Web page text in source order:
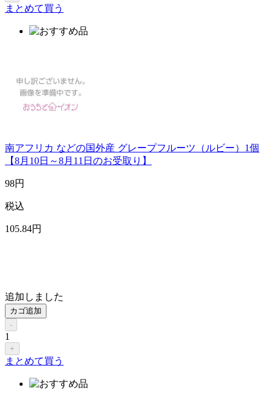
まとめて買う
南アフリカ などの国外産 グレープフルーツ（ルビー）1個
【8月10日～8月11日のお受取り】
98円
税込
105.84円
追加しました
カゴ追加
-
1
+
まとめて買う